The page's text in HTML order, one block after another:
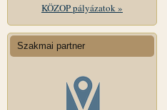
KÖZOP pályázatok »
Szakmai partner